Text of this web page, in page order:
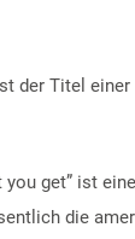
der Titel
you get” ist
die